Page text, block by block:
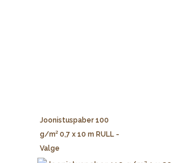
Joonistuspaber 100
g/m² 0,7 x 10 m RULL -
Valge